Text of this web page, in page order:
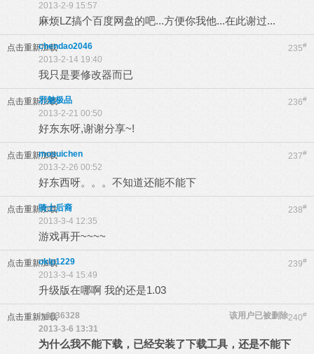
2013-2-9 15:57
麻烦LZ搞个百度网盘的吧...方便你我他...在此谢过...
点击重新加载 235#
chendao2046
2013-2-14 19:40
我只是要修改器而已
点击重新加载 236#
邪魅极品
2013-2-21 00:50
好东东呀,谢谢分享~!
点击重新加载 237#
mosuichen
2013-2-26 00:52
好东西呀。。。不知道还能不能下
点击重新加载 238#
骑士后裔
2013-3-4 12:35
游戏再开~~~~
点击重新加载 239#
oklp1229
2013-3-4 15:49
升级版在哪啊 我的还是1.03
点击重新加载 240#
jy0236328
该用户已被删除
2013-3-6 13:31
为什么我不能下载，已经安装了下载工具，还是不能下